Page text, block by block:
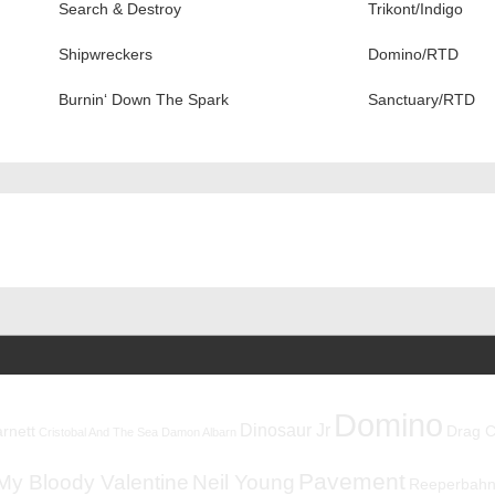
Search & Destroy Trikont/Indigo
Shipwreckers Domino/RTD
Burnin‘ Down The Spark Sanctuary/RTD